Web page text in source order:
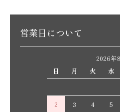
営業日について
2026年
日
月 火 水
2
3 4 5